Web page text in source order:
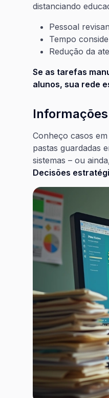
distanciando
Pessoal
Tempo
Redução da
Se as tarefas
alunos, sua rede
Conheço casos
pastas guardadas
sistemas – ou
Decisões